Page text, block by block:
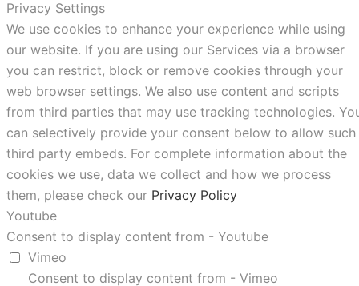
Privacy Settings
We use cookies to enhance your experience while using
our website. If you are using our Services via a browser
you can restrict, block or remove cookies through your
web browser settings. We also use content and scripts
from third parties that may use tracking technologies.
can selectively provide your consent below to allow such
third party embeds. For complete information about the
cookies we use, data we collect and how we process
them, please check our Privacy Policy
Youtube
Consent to display content from - Youtube
Vimeo
Consent to display content from - Vimeo